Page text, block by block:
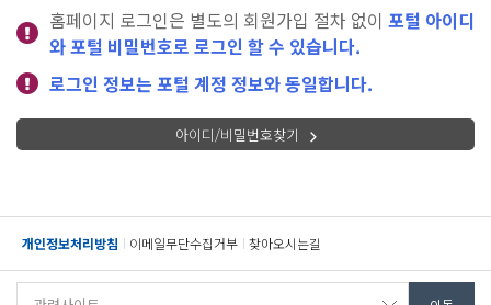
홈페이지 로그인은 별도의 회원가입 절차 없이 포털 아이디
와 포털 비밀번호로 로그인 할 수 있습니다.
로그인 정보는 포털 계정 정보와 동일합니다.
아이디/비밀번호찾기
개인정보처리방침 이메일무단수집거부 찾아오시는길